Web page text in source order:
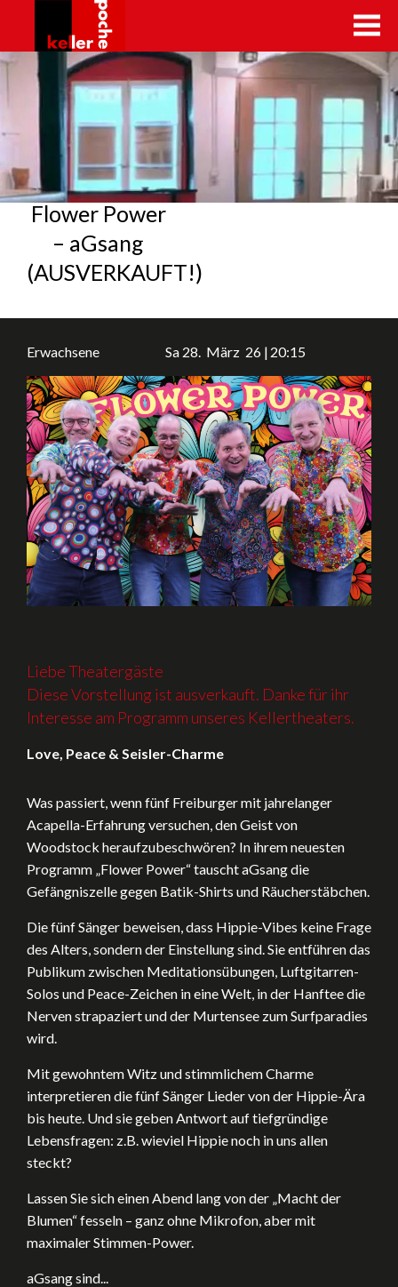
kellerpoche.ch
Flower Power
– aGsang
(AUSVERKAUFT!)
Erwachsene Sa 28. März 26 20:15
Liebe Theatergäste
Diese Vorstellung ist ausverkauft. Danke für ihr
Interesse am Programm unseres Kellertheaters.
Love, Peace & Seisler-Charme
Was passiert, wenn fünf Freiburger mit jahrelanger
Acapella-Erfahrung versuchen, den Geist von
Woodstock heraufzubeschwören? In ihrem neuesten
Programm „Flower Power“ tauscht aGsang die
Gefängniszelle gegen Batik-Shirts und Räucherstäbchen.
Die fünf Sänger beweisen, dass Hippie-Vibes keine Frage
des Alters, sondern der Einstellung sind. Sie entführen das
Publikum zwischen Meditationsübungen, Luftgitarren-
Solos und Peace-Zeichen in eine Welt, in der Hanftee die
Nerven strapaziert und der Murtensee zum Surfparadies
wird.
Mit gewohntem Witz und stimmlichem Charme
interpretieren die fünf Sänger Lieder von der Hippie-Ära
bis heute. Und sie geben Antwort auf tiefgründige
Lebensfragen: z.B. wieviel Hippie noch in uns allen
steckt?
Lassen Sie sich einen Abend lang von der „Macht der
Blumen“ fesseln – ganz ohne Mikrofon, aber mit
maximaler Stimmen-Power.
aGsang sind...